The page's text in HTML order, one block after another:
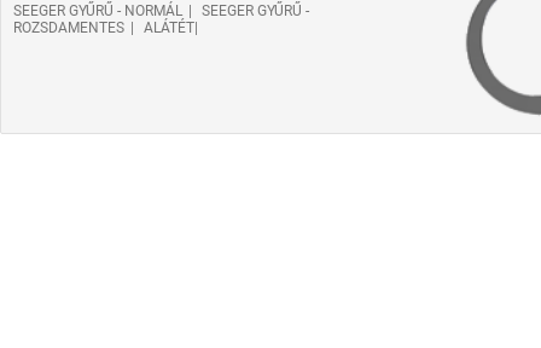
SEEGER GYŰRŰ - NORMÁL
SEEGER GYŰRŰ -
ROZSDAMENTES
ALÁTÉT